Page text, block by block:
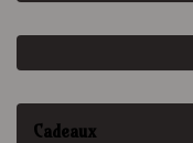
Cadeaux